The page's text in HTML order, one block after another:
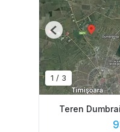
1 / 3
Previous
Teren